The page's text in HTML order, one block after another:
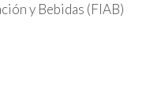
y Bebidas (FIAB)